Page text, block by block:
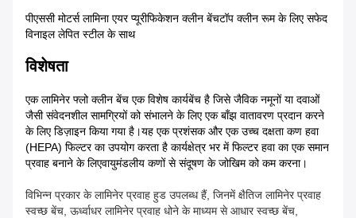
पीएससी मोटर्स लामिना एयर प्यूरीफिकेशन क्लीन बेंचटॉप क्लीन रूम के लिए सफेद
विनाइल लेपित स्टील के साथ
विशेषता
एक लामिनेर फ्लो क्लीन बेंच एक विशेष कार्यबेंच है जिसे जैविक नमूनों या दवाओं
जैसी संवेदनशील सामग्रियों को संभालने के लिए एक बाँझ वातावरण प्रदान करने
के लिए डिज़ाइन किया गया है।यह एक प्रशंसक और एक उच्च दक्षता कण हवा
(HEPA) फिल्टर का उपयोग करता है कार्यक्षेत्र भर में फिल्टर हवा का एक समान
प्रवाह बनाने के लिएवायुमंडलीय कणों से संदूषण के जोखिम को कम करना।
विभिन्न प्रकार के लामिनेर प्रवाह हुड उपलब्ध हैं, जिनमें क्षैतिज लामिनेर प्रवाह
स्वच्छ बेंच, ऊर्ध्वाधर लामिनेर प्रवाह धोने के माध्यम से आधार स्वच्छ बेंच,